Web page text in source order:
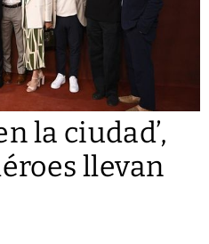
la ciudad’,
llevan